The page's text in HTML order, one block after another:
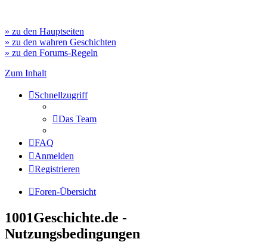
» zu den Hauptseiten
» zu den wahren Geschichten
» zu den Forums-Regeln
Zum Inhalt
Schnellzugriff
Das Team
FAQ
Anmelden
Registrieren
Foren-Übersicht
1001Geschichte.de -
Nutzungsbedingungen